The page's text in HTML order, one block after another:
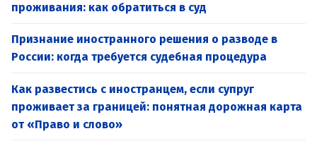
проживания: как обратиться в суд
Признание иностранного решения о разводе в
России: когда требуется судебная процедура
Как развестись с иностранцем, если супруг
проживает за границей: понятная дорожная карта
от «Право и слово»